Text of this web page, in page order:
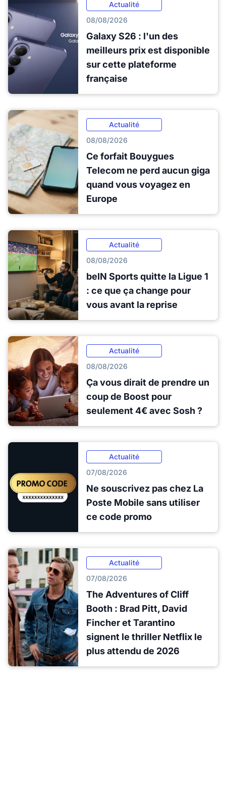
Actualité
08/08/2026
Galaxy S26 : l'un des
meilleurs prix est disponible
sur cette plateforme
française
Actualité
08/08/2026
Ce forfait Bouygues
Telecom ne perd aucun giga
quand vous voyagez en
Europe
Actualité
08/08/2026
beIN Sports quitte la Ligue 1
: ce que ça change pour
vous avant la reprise
Actualité
08/08/2026
Ça vous dirait de prendre un
coup de Boost pour
seulement 4€ avec Sosh ?
Actualité
07/08/2026
Ne souscrivez pas chez La
Poste Mobile sans utiliser
ce code promo
Actualité
07/08/2026
The Adventures of Cliff
Booth : Brad Pitt, David
Fincher et Tarantino
signent le thriller Netflix le
plus attendu de 2026